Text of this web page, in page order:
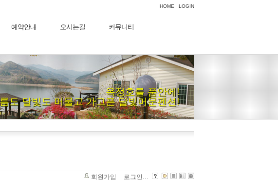
HOME LOGIN
예약안내 오시는길 커뮤니티
옥정호를 품안에!
도 달빛도 머물고 가고픈 달빛머문펜션!
회원가입 로그인...